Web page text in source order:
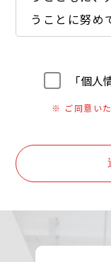
うことに努め
A) お客様のご
B) お問い合わ
・取得した個人
は利用しません。
委託業者も監督
・ご本人からの
「個
※ ご同意いた